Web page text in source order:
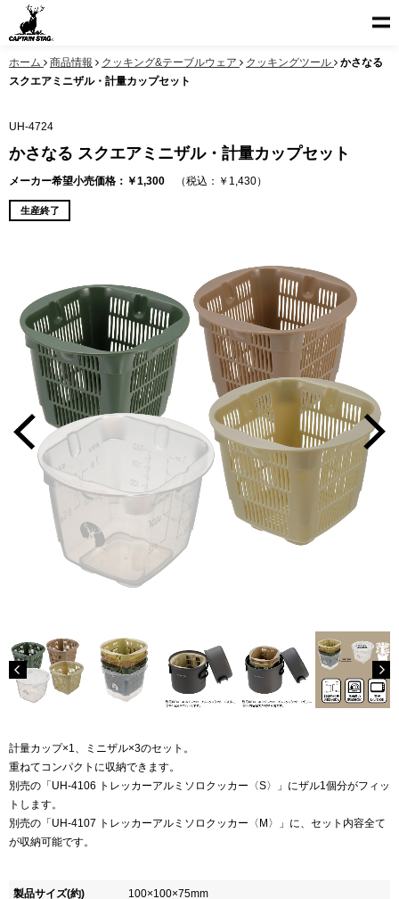
ホーム 商品情報 クッキング&テーブルウェア クッキングツール
かさなる
スクエアミニザル・計量カップセット
UH-4724
かさなる スクエアミニザル・計量カップセット
メーカー希望小売価格：￥1,300 （税込：￥1,430）
生産終了
計量カップ×1、ミニザル×3のセット。
重ねてコンパクトに収納できます。
別売の「UH-4106 トレッカーアルミソロクッカー〈S〉」にザル1個分がフィッ
トします。
別売の「UH-4107 トレッカーアルミソロクッカー〈M〉」に、セット内容全て
が収納可能です。
製品サイズ(約) 100×100×75mm